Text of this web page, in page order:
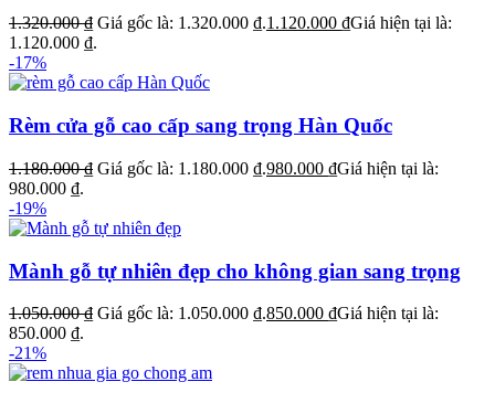
1.320.000₫ Giá gốc là: 1.320.000 ₫.1.120.000 ₫Giá hiện tại là:
1.120.000 ₫.
-17%
Rèm cửa gỗ cao cấp sang trọng Hàn Quốc
1.180.000₫ Giá gốc là: 1.180.000 ₫.980.000 ₫Giá hiện tại là:
980.000 ₫.
-19%
Mành gỗ tự nhiên đẹp cho không gian sang trọng
1.050.000₫ Giá gốc là: 1.050.000 ₫.850.000 ₫Giá hiện tại là:
850.000 ₫.
-21%